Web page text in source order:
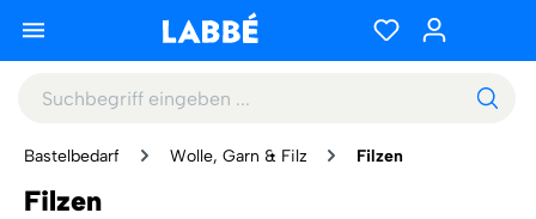
Bastelbedarf Wolle, Garn & Filz Filzen
Filzen